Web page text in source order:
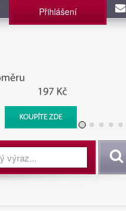
Přihlášení
Vyhledat